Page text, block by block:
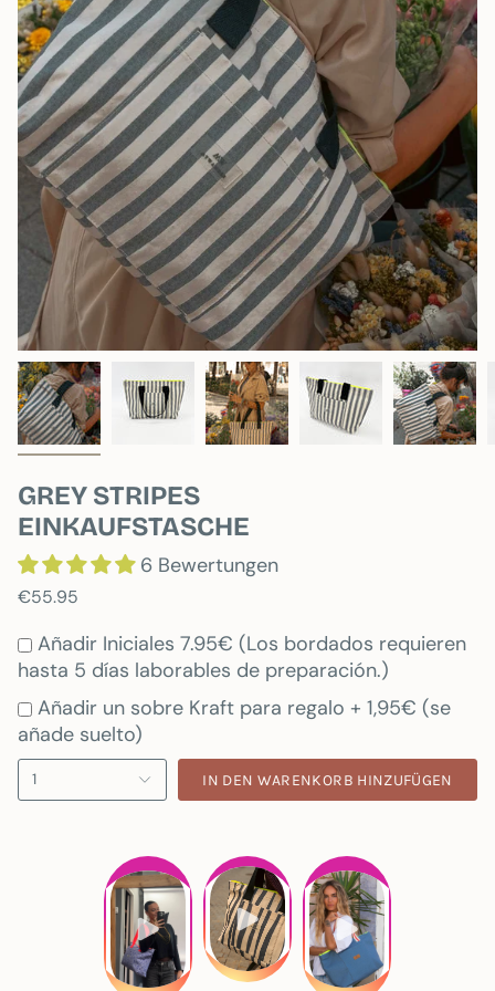
GREY STRIPES
EINKAUFSTASCHE
6 Bewertungen
€55.95
Añadir Iniciales 7.95€ (Los bordados requieren
hasta 5 días laborables de preparación.)
Añadir un sobre Kraft para regalo + 1,95€ (se
añade suelto)
1 IN DEN WARENKORB HINZUFÜGEN